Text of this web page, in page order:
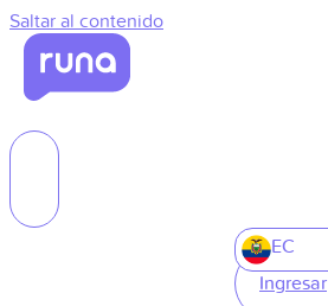
Saltar al contenido
EC
Ingresar